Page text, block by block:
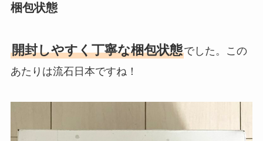
梱包状態
開封しやすく丁寧な梱包状態でした。この
あたりは流石日本ですね！